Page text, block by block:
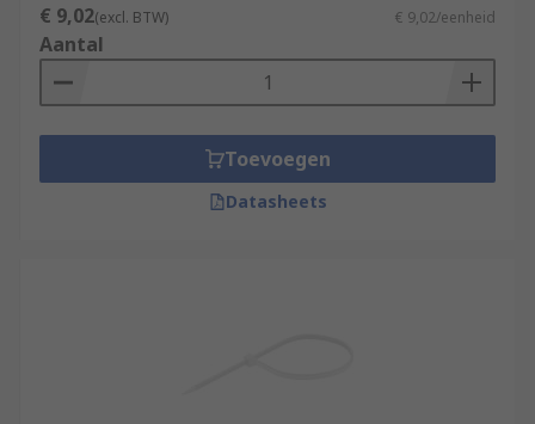
€ 9,02(excl. BTW) € 9,02/eenheid
Aantal
Toevoegen
Datasheets